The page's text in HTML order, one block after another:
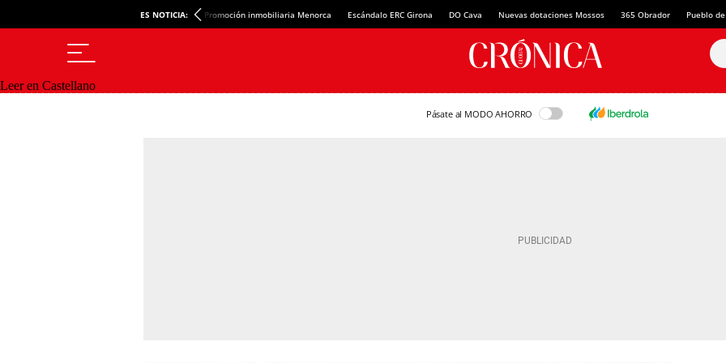
ES NOTICIA: Promoción inmobiliaria Menorca Escándalo ERC Girona DO Cava Nuevas dotaciones Mossos 365 Obrador Pueblo
Leer en Castellano
Pásate al MODO AHORRO